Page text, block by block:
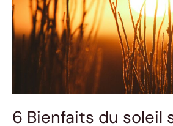
6 Bienfaits du soleil
le
moral